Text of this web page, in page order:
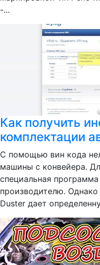
-...
Как получить
комплектации
С помощью вин кода
машины с конвейера.
специальная
производителю.
Duster дает